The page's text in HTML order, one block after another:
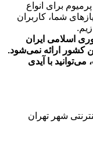
برای انواع
شما، کاربران
اسلامی ایران
ارائه نمی‌شود.
با آیدی
شهر تهران